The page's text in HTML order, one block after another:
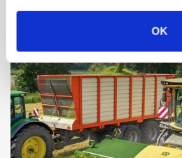
OK
Grisenoteringen står stille